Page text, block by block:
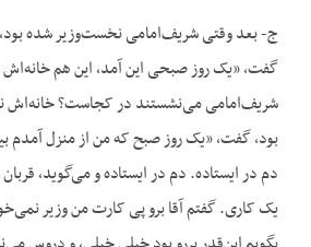
ج- بعد وقتی شریف‌امامی نخست‌وزیر شده
گفت، «یک روز صبحی این آمد، این هم خانه‌اش
شریف‌امامی می‌نشستند در کجاست؟ خانه‌اش
بود، گفت، «یک روز صبح که من از منزل آمدم
دم در ایستاده. دم در ایستاده و می‌گوید، قربان
یک کاری. گفتم آقا برو پی کارت من وزیر